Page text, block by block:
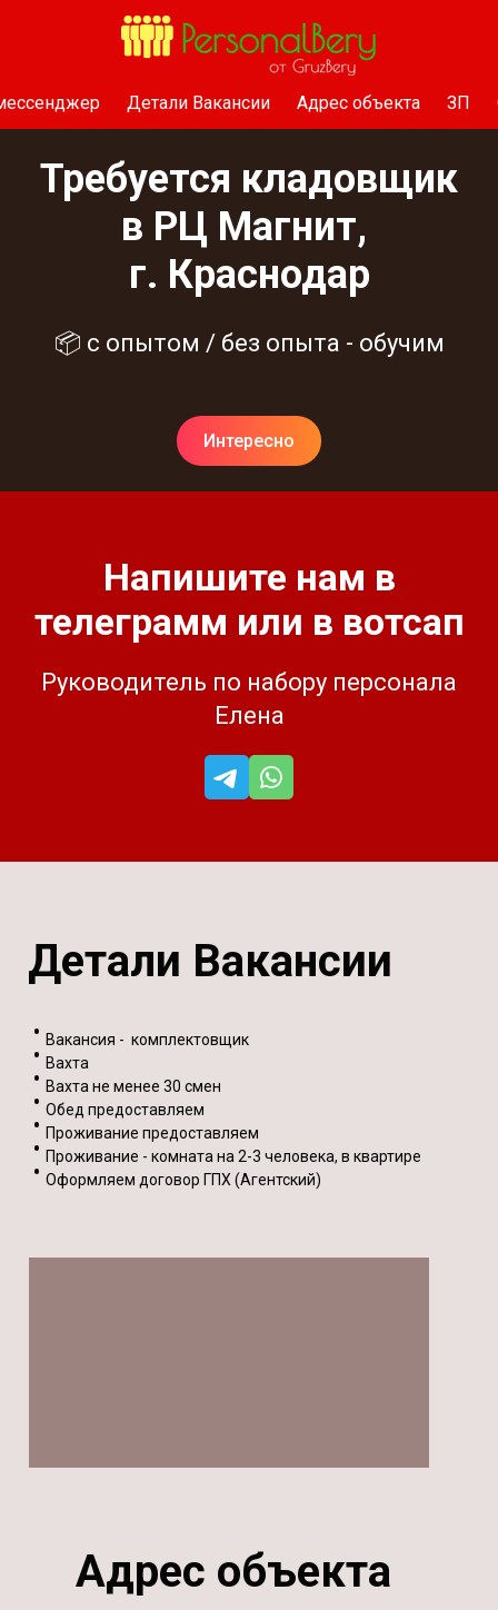
Детали Вакансии Адрес объекта ЗП
Требуется кладовщик
в РЦ Магнит,
г. Краснодар
📦 с опытом / без опыта - обучим
Интересно
Напишите нам в
телеграмм или в вотсап
Руководитель по набору персонала
Елена
Детали Вакансии
Вакансия - комплектовщик
Вахта
Вахта не менее 30 смен
Обед предоставляем
Проживание предоставляем
Проживание - комната на 2-3 человека, в квартире
Оформляем договор ГПХ (Агентский)
Адрес объекта